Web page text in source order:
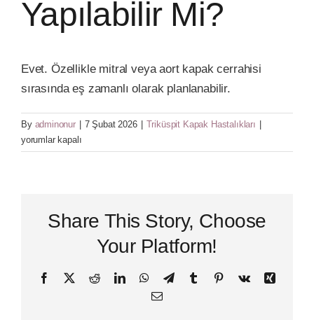
Varis Tedavisi
Hasta Bilgilendirme
Yapılabilir Mi?
Evet. Özellikle mitral veya aort kapak cerrahisi
sırasında eş zamanlı olarak planlanabilir.
By adminonur | 7 Şubat 2026 | Triküspit Kapak Hastalıkları |
kapaklarla
için
yorumlar kapalı
Share This Story, Choose
Your Platform!
Facebook
X RedditLinkedInWhatsApp
TelegramTumblr PinterestVk
Xing
Email